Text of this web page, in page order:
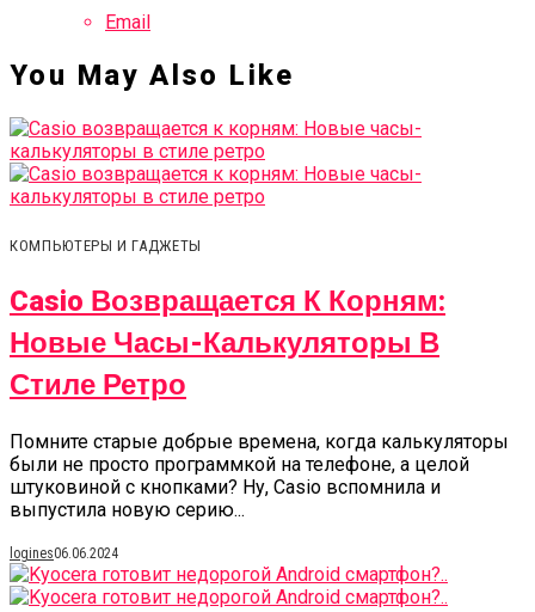
Email
You May Also Like
КОМПЬЮТЕРЫ И ГАДЖЕТЫ
Casio Возвращается К Корням:
Новые Часы-Калькуляторы В
Стиле Ретро
Помните старые добрые времена, когда калькуляторы
были не просто программкой на телефоне, а целой
штуковиной с кнопками? Ну, Casio вспомнила и
выпустила новую серию...
logines06.06.2024